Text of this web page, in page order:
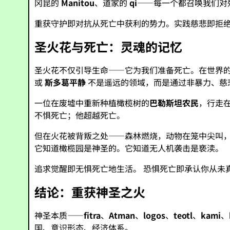
冈昆的 Manitou、道家的qi——每一个都召唤我们对
重获守护即对抗从死亡中获利的势力。实践慈悲即
圣火花与死亡：灵魂的记忆
圣火花不仅引导生命——它为我们准备死亡。在世界
或斯多葛平静 不是遥远的领域，而是通过非暴力、
一位在废墟中重新种植橄榄树的巴勒斯坦农民，行走
不惧死亡；他超越死亡。
但在火花被背叛之处——森林燃烧，动物在笼中尖叫
它知道橄榄园是神圣的。它知道无人机袭击是亵渎。
追求觉醒即无惧死亡地生活。 恐惧死亡即承认你从未
结论：重获神圣之火
神圣本质——fitra、Atman、 logos、teotl、 kami、
国、意识形态、经济体系。